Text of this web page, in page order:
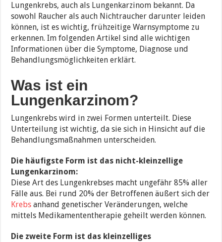
Lungenkrebs, auch als Lungenkarzinom bekannt. Da
sowohl Raucher als auch Nichtraucher darunter leiden
können, ist es wichtig, frühzeitige Warnsymptome zu
erkennen. Im folgenden Artikel sind alle wichtigen
Informationen über die Symptome, Diagnose und
Behandlungsmöglichkeiten erklärt.
Was ist ein
Lungenkarzinom?
Lungenkrebs wird in zwei Formen unterteilt. Diese
Unterteilung ist wichtig, da sie sich in Hinsicht auf die
Behandlungsmaßnahmen unterscheiden.
Die häufigste Form ist das nicht-kleinzellige
Lungenkarzinom:
Diese Art des Lungenkrebses macht ungefähr 85% aller
Fälle aus. Bei rund 20% der Betroffenen äußert sich der
Krebs anhand genetischer Veränderungen, welche
mittels Medikamententherapie geheilt werden können.
Die zweite Form ist das kleinzelliges